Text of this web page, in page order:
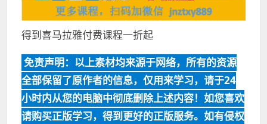
得到喜马拉雅付费课程一折起
免责声明：以上素材均来源于网络，所有的资源
全部保留了原作者的信息，仅用来学习，请于24
小时内从您的电脑中彻底删除上述内容！如您喜欢
请购买正版学习，得到更好的正版服务。如有侵权